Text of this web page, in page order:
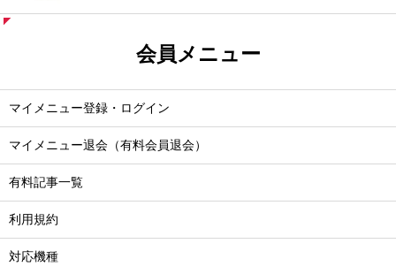
会員メニュー
マイメニュー登録・ログイン
マイメニュー退会（有料会員退会）
有料記事一覧
利用規約
対応機種